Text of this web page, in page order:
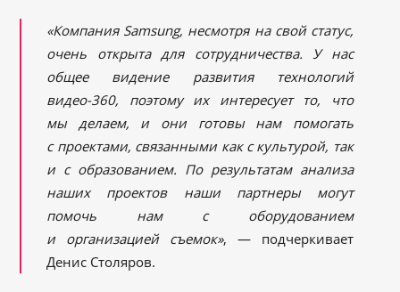
«Компания Samsung, несмотря на свой статус,
очень открыта для сотрудничества. У нас
общее видение развития технологий
видео-360, поэтому их интересует то, что
мы делаем, и они готовы нам помогать
с проектами, связанными как с культурой, так
и с образованием. По результатам анализа
наших проектов наши партнеры могут
помочь нам с оборудованием
и организацией съемок», — подчеркивает
Денис Столяров.